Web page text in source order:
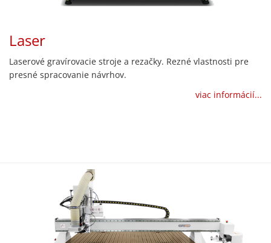
Laser
Laserové gravírovacie stroje a rezačky. Rezné vlastnosti pre
presné spracovanie návrhov.
viac informácií...